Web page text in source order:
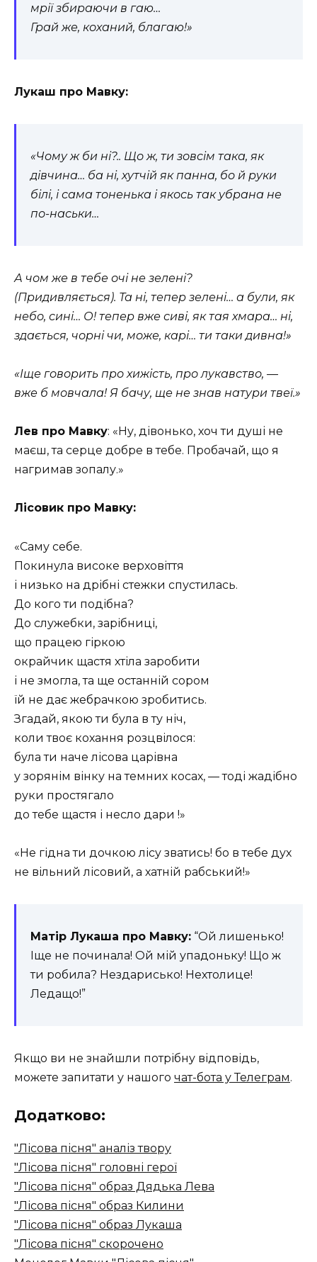
мрії збираючи в гаю…
Грай же, коханий, благаю!»
Лукаш про Мавку:
«Чому ж би ні?.. Що ж, ти зовсім така, як
дівчина… ба ні, хутчій як панна, бо й руки
білі, і сама тоненька і якось так убрана не
по-наськи…
А чом же в тебе очі не зелені?
(Придивляється). Та ні, тепер зелені… а були, як
небо, сині… О! тепер вже сиві, як тая хмара… ні,
здається, чорні чи, може, карі… ти таки дивна!»
«Іще говорить про хижість, про лукавство, —
вже б мовчала! Я бачу, ще не знав натури твеї.»
Лев про Мавку: «Ну, дівонько, хоч ти душі не
маєш, та серце добре в тебе. Пробачай, що я
нагримав зопалу.»
Лісовик про Мавку:
«Саму себе.
Покинула високе верховіття
і низько на дрібні стежки спустилась.
До кого ти подібна?
До служебки, зарібниці,
що працею гіркою
окрайчик щастя хтіла заробити
і не змогла, та ще останній сором
їй не дає жебрачкою зробитись.
Згадай, якою ти була в ту ніч,
коли твоє кохання розцвілося:
була ти наче лісова царівна
у зорянім вінку на темних косах, — тоді жадібно
руки простягало
до тебе щастя і несло дари !»
«Не гідна ти дочкою лісу зватись! бо в тебе дух
не вільний лісовий, а хатній рабський!»
Матір Лукаша про Мавку: “Ой лишенько!
Іще не починала! Ой мій упадоньку! Що ж
ти робила? Нездарисько! Нехтолице!
Ледащо!”
Якщо ви не знайшли потрібну відповідь,
можете запитати у нашого чат-бота у Телеграм.
Додатково:
"Лісова пісня" аналіз твору
"Лісова пісня" головні герої
"Лісова пісня" образ Дядька Лева
"Лісова пісня" образ Килини
"Лісова пісня" образ Лукаша
"Лісова пісня" скорочено